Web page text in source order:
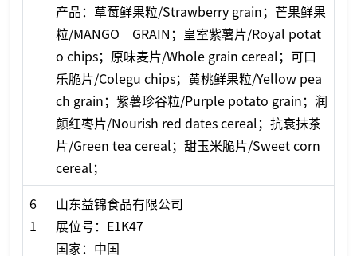
产品：草莓鲜果粒/Strawberry grain；芒果鲜果
粒/MANGO GRAIN；皇室紫薯片/Royal potat
o chips；原味麦片/Whole grain cereal；可口
乐脆片/Colegu chips；黄桃鲜果粒/Yellow pea
ch grain；紫薯珍谷粒/Purple potato grain；润
颜红枣片/Nourish red dates cereal；抗衰抹茶
片/Green tea cereal；甜玉米脆片/Sweet corn
cereal；
6
1
山东益锦食品有限公司
展位号：E1K47
国家：中国